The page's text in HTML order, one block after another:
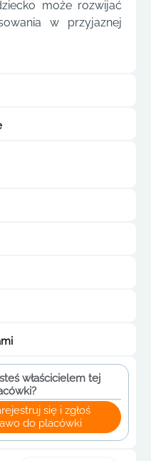
może rozwijać
w przyjaznej
właścicielem tej
się i zgłoś
do placówki